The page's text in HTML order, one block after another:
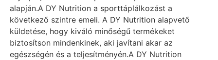
alapján.A DY Nutrition a sporttáplálkozást a
következő szintre emeli. A DY Nutrition alapvető
küldetése, hogy kiváló minőségű termékeket
biztosítson mindenkinek, aki javítani akar az
egészségén és a teljesítményén.A DY Nutrition